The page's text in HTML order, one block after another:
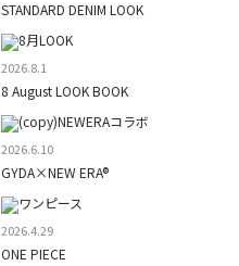
STANDARD DENIM LOOK
2026.8.1
8 August LOOK BOOK
2026.6.10
GYDA×NEW ERA®
2026.4.29
ONE PIECE